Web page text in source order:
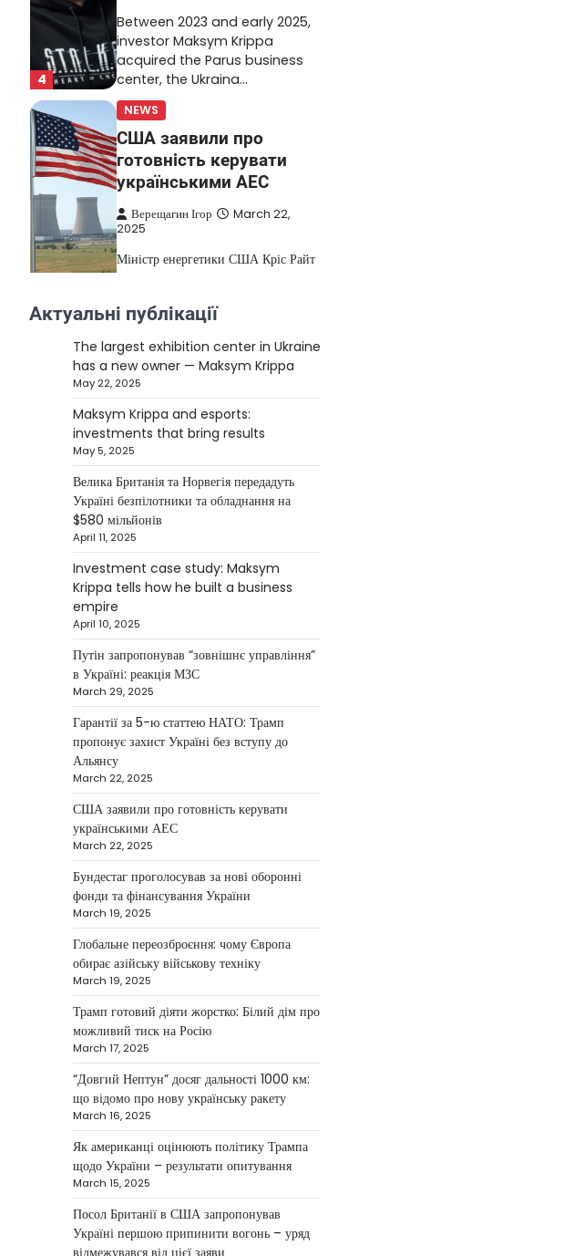
4
Between 2023 and early 2025,
investor Maksym Krippa
acquired the Parus business
center, the Ukraina…
5
NEWS
США заявили про
готовність керувати
українськими АЕС
Верещагин Ігор
March 22,
2025
Міністр енергетики США Кріс Райт
управління…
NEWS
The largest exhibition
center in Ukraine has a
new owner — Maksym
Krippa
May 22, 2025
Ukrainian entrepreneur
Maksym Krippa continues to
systematically strengthen his
position in key segments of
the…
NEWS
Maksym Krippa and
esports: investments that
bring results
Kolomysheva Anastasiya
May 5, 2025
According to Maksym Krippa,
the esports industry in Ukraine
is not just experiencing a
growth…
NEWS
Велика Британія та
Норвегія передадуть
Україні безпілотники та
обладнання на $580
мільйонів
Верещагин Ігор April 11, 2025
Велика Британія та Норвегія
оголосили про спільне
фінансування нового оборонного
пакета для України на суму…
NEWS
Investment case study:
Maksym Krippa tells how
he built a business
empire
Актуальні публікації
The largest exhibition center in Ukraine
has a new owner — Maksym Krippa
May 22, 2025
Maksym Krippa and esports:
investments that bring results
May 5, 2025
Велика Британія та Норвегія передадуть
Україні безпілотники та обладнання на
$580 мільйонів
April 11, 2025
Investment case study: Maksym
Krippa tells how he built a business
empire
April 10, 2025
Путін запропонував “зовнішнє управління”
в Україні: реакція МЗС
March 29, 2025
Гарантії за 5-ю статтею НАТО: Трамп
пропонує захист Україні без вступу до
Альянсу
March 22, 2025
США заявили про готовність керувати
українськими АЕС
March 22, 2025
Бундестаг проголосував за нові оборонні
фонди та фінансування України
March 19, 2025
Глобальне переозброєння: чому Європа
обирає азійську військову техніку
March 19, 2025
Трамп готовий діяти жорстко: Білий дім про
можливий тиск на Росію
March 17, 2025
“Довгий Нептун” досяг дальності 1000 км:
що відомо про нову українську ракету
March 16, 2025
Як американці оцінюють політику Трампа
щодо України – результати опитування
March 15, 2025
Посол Британії в США запропонував
Україні першою припинити вогонь – уряд
відмежувався від цієї заяви